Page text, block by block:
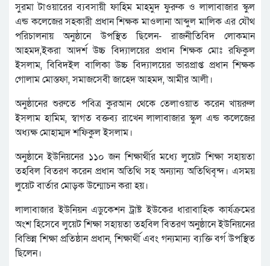
সুরমা টাওয়ারের ব্যবসায়ী ফাহিম মাহমুদ ফুরুক ও লালাবাজার স্কুল
এন্ড কলেজের সহকারী প্রধান শিক্ষক মাওলানা আব্দুল মালিক এর যৌথ
পরিচালনায় অনুষ্ঠানে উপস্থিত ছিলেন- রাজনীতিবিদ লোকমান
আহমদ,ইকরা আদর্শ উচ্চ বিদ্যালয়ের প্রধান শিক্ষক মোঃ রফিকুল
ইসলাম, বিবিদইল বালিকা উচ্চ বিদ্যালয়ের ভারপ্রাপ্ত প্রধান শিক্ষক
গোলাম মোস্তফা, সমাজসেবী জাহেদ আহমদ, আমীর আলী।
অনুষ্ঠানের শুরুতে পবিত্র কুরআন থেকে তেলাওয়াত করেন খায়রুল
ইসলাম হামিম, স্বাগত বক্তব্য রাখেন লালাবাজার স্কুল এন্ড কলেজের
অধ্যক্ষ মোহাম্মদ শফিকুল ইসলাম।
অনুষ্ঠানে ইউনিয়নের ১১০ জন শিক্ষার্থীর মধ্যে লুয়েট শিক্ষা সহায়তা
তহবিল বিতরণ করেন প্রধান অতিথি সহ অন্যান্য অতিথিবৃন্দ। এসময়
লুয়েট বার্তার মোড়ক উন্মোচন করা হয়।
লালাবাজার ইউনিয়ন এডুকেশন ট্রাষ্ট ইউকের ধারাবাহিক কার্যক্রমের
অংশ হিসেবে লুয়েট শিক্ষা সহায়তা তহবিল বিতরণ অনুষ্ঠানে ইউনিয়নের
বিভিন্ন শিক্ষা প্রতিষ্ঠান প্রধান, শিক্ষার্থী এবং গন্যমান্য ব্যক্তি বর্গ উপস্থিত
ছিলেন।